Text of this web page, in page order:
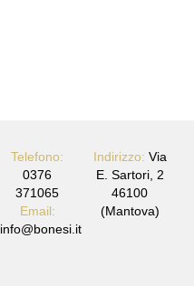
Telefono:
0376
371065
Email:
info@bonesi.it
Indirizzo: Via
E. Sartori, 2
46100
(Mantova)